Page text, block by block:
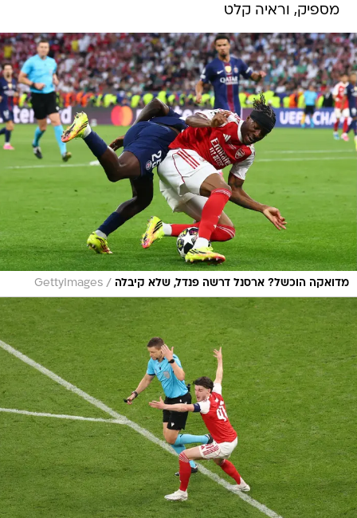
מספיק, וראיה קלט
מדואקה הוכשל? ארסנל דרשה פנדל, שלא קיבלה /
GettyImages